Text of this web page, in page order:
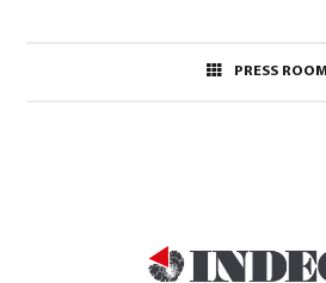
PRESS ROOM